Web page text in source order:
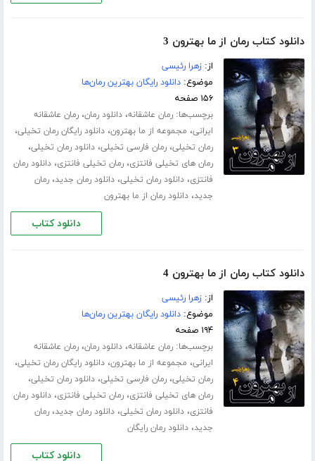
دانلود کتاب رمان از ما بهترون 3
از:زهرا رئیسی
موضوع:دانلود رایگان بهترین رمان‌ها
۱۵۶ صفحه
برچسب‌ها:رمان عاشقانه،دانلود رمان،رمان عاشقانه
ایرانی، مجموعه از ما بهترون،دانلود رایگان رمان تخیلی،
رمان تخیلی،رمان فارسی تخیلی،دانلود رمان تخیلی،
رمان های تخیلی فانتزی،رمان تخیلی فانتزی،دانلود رمان
فانتزی،دانلود رمان تخیلی،دانلود رمان جدید،رمان
جدید،دانلود رمان از ما بهترون
دانلود کتاب
دانلود کتاب رمان از ما بهترون 4
از:زهرا رئیسی
موضوع:دانلود رایگان بهترین رمان‌ها
۱۹۴ صفحه
برچسب‌ها:رمان عاشقانه،دانلود رمان،رمان عاشقانه
ایرانی، مجموعه از ما بهترون،دانلود رایگان رمان تخیلی،
رمان تخیلی،رمان فارسی تخیلی،دانلود رمان تخیلی،
رمان های تخیلی فانتزی،رمان تخیلی فانتزی،دانلود رمان
فانتزی،دانلود رمان تخیلی،دانلود رمان جدید،رمان
جدید،دانلود رمان رایگان
دانلود کتاب